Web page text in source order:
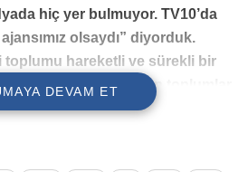
hiç yer bulmuyor. TV10’da
olsaydı” diyorduk.
toplumu hareketli ve sürekli bir
ölürken haber olan toplumlar
haber yapma imkanı
DEVAM ET